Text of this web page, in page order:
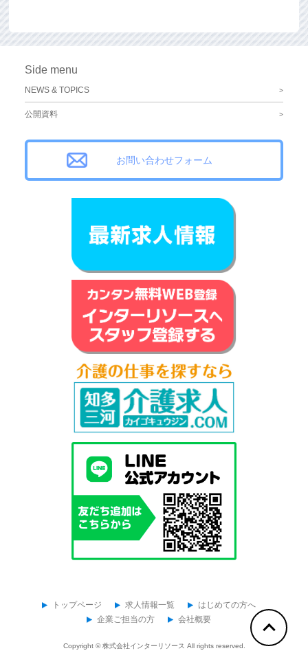
Side menu
NEWS & TOPICS
公開資料
お問い合わせフォーム
トップページ 求人情報一覧
はじめての方へ
企業ご担当の方
会社概要
Copyright ©株式会社インターリソース All rights reserved.